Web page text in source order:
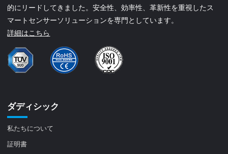
的にリードしてきました。安全性、効率性、革新性を重視したス
マートセンサーソリューションを専門としています。
詳細はこちら
ダディシック
私たちについて
証明書